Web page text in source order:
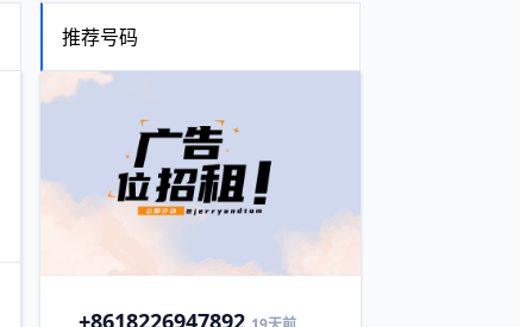
推荐号码
+8618226947892